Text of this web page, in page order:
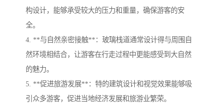
构设计，能够承受较大的压力和重量，确保游客的安
全。
4. **与自然亲密接触**：玻璃栈道通常设计得与周围自
然环境相结合，让游客在行走过程中更能感受到大自然
的魅力。
5. **促进旅游发展**：特的建筑设计和视觉效果能够吸
引众多游客，促进当地经济发展和旅游业繁荣。